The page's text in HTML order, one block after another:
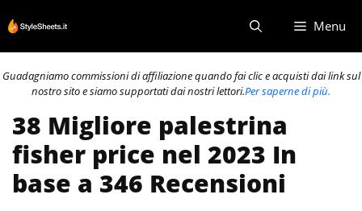
al
contenuto
Menu
Guadagniamo commissioni di affiliazione quando fai clic e acquisti dai link sul
nostro sito e siamo supportati dai nostri lettori.Per saperne di più.
38 Migliore palestrina
fisher price nel 2023 In
base a 346 Recensioni